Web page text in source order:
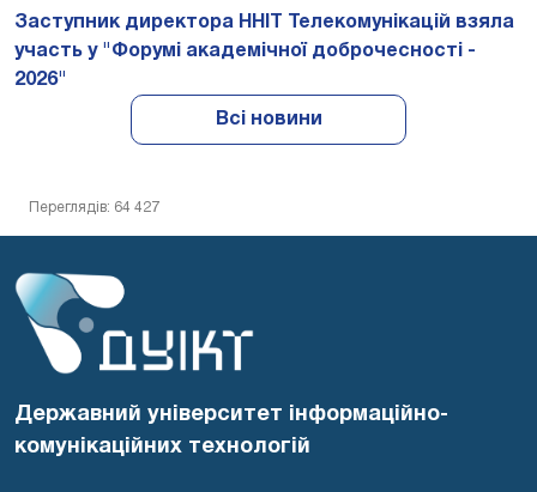
Заступник директора ННІТ Телекомунікацій взяла
участь у "Форумі академічної доброчесності -
2026"
Всі новини
Переглядів: 64 427
Державний університет інформаційно-
комунікаційних технологій